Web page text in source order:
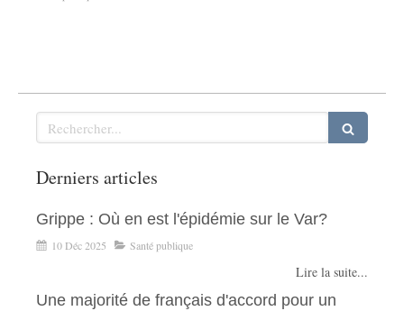
Rechercher
Derniers articles
Grippe : Où en est l'épidémie sur le Var?
10 Déc 2025 Santé publique
Lire la suite...
Une majorité de français d'accord pour un